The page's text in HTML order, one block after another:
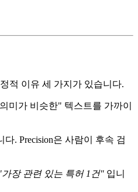
적 이유 세 가지가 있습니다.
미가 비슷한" 텍스트를 가까이
. Precision은 사람이 후속 검
가장 관련 있는 특허 1건" 입니